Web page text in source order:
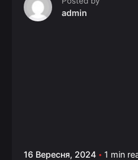
admin
16 Вересня, 2024 1 min